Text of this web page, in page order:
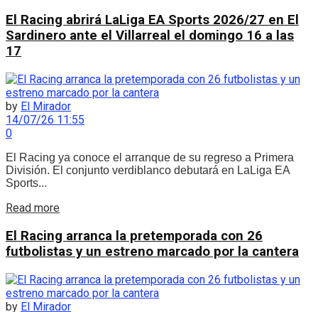
El Racing abrirá LaLiga EA Sports 2026/27 en El
Sardinero ante el Villarreal el domingo 16 a las
17
by El Mirador
14/07/26 11:55
0
El Racing ya conoce el arranque de su regreso a Primera
División. El conjunto verdiblanco debutará en LaLiga EA
Sports...
Read more
El Racing arranca la pretemporada con 26
futbolistas y un estreno marcado por la cantera
by El Mirador